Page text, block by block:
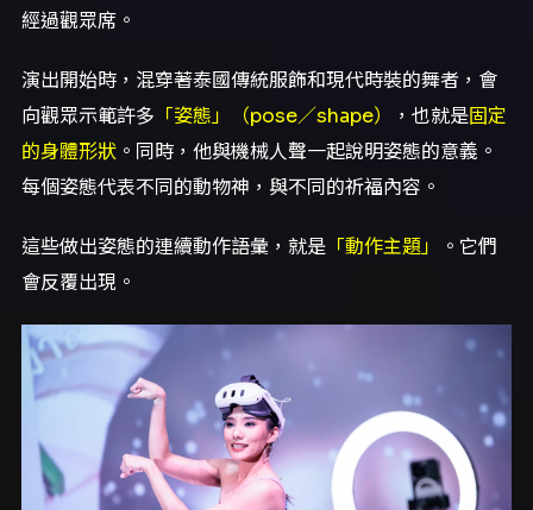
經過觀眾席。
演出開始時，混穿著泰國傳統服飾和現代時裝的舞者，會
向觀眾示範許多 「姿態」（pose／shape） ，也就是固定
的身體形狀。同時，他與機械人聲一起說明姿態的意義。
每個姿態代表不同的動物神，與不同的祈福內容。
這些做出姿態的連續動作語彙，就是「動作主題」
。它們
會反覆出現。